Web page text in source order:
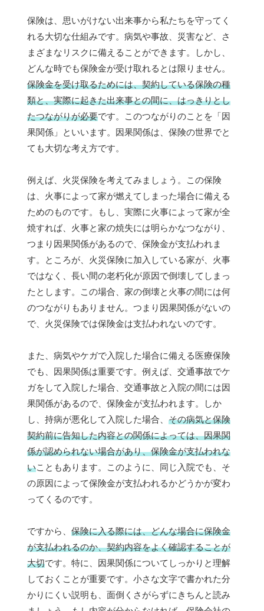
保険は、思いがけない出来事から私たちを守ってく
れる大切な仕組みです。病気や事故、災害など、さ
まざまなリスクに備えることができます。しかし、
どんな時でも保険金が受け取れるとは限りません。
保険金を受け取るためには、契約している保険の種
類と、実際に起きた出来事との間に、はっきりとし
たつながりが必要です。このつながりのことを「因
果関係」といいます。因果関係は、保険の世界でと
ても大切な考え方です。
例えば、火災保険を考えてみましょう。この保険
は、火事によって家が燃えてしまった場合に備える
ためのものです。もし、実際に火事によって家が全
焼すれば、火事と家の焼失には明らかなつながり、
つまり因果関係があるので、保険金が支払われま
す。ところが、火災保険に加入している家が、火事
ではなく、長い間の老朽化が原因で倒壊してしまっ
たとします。この場合、家の倒壊と火事の間には何
のつながりもありません。つまり因果関係がないの
で、火災保険では保険金は支払われないのです。
また、病気やケガで入院した場合に備える医療保険
でも、因果関係は重要です。例えば、交通事故でケ
ガをして入院した場合、交通事故と入院の間には因
果関係があるので、保険金が支払われます。しか
し、持病が悪化して入院した場合、 その病気と保険
契約前に告知した内容との関係によっては、因果関
係が認められない場合があり、保険金が支払われな
いこともあります。このように、同じ入院でも、そ
の原因によって保険金が支払われるかどうかが変わ
ってくるのです。
ですから、 保険に入る際には、どんな場合に保険金
が支払われるのか、契約内容をよく確認することが
大切です。特に、因果関係についてしっかりと理解
しておくことが重要です。小さな文字で書かれた分
かりにくい説明も、面倒くさがらずにきちんと読み